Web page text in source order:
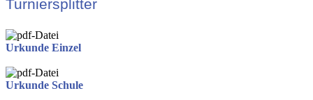
Turniersplitter
Urkunde Einzel
Urkunde Schule